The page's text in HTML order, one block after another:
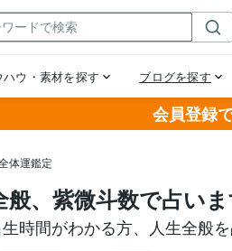
会員登録
体運鑑定
般、紫微斗数で占い
時間がわかる方、人生全般を